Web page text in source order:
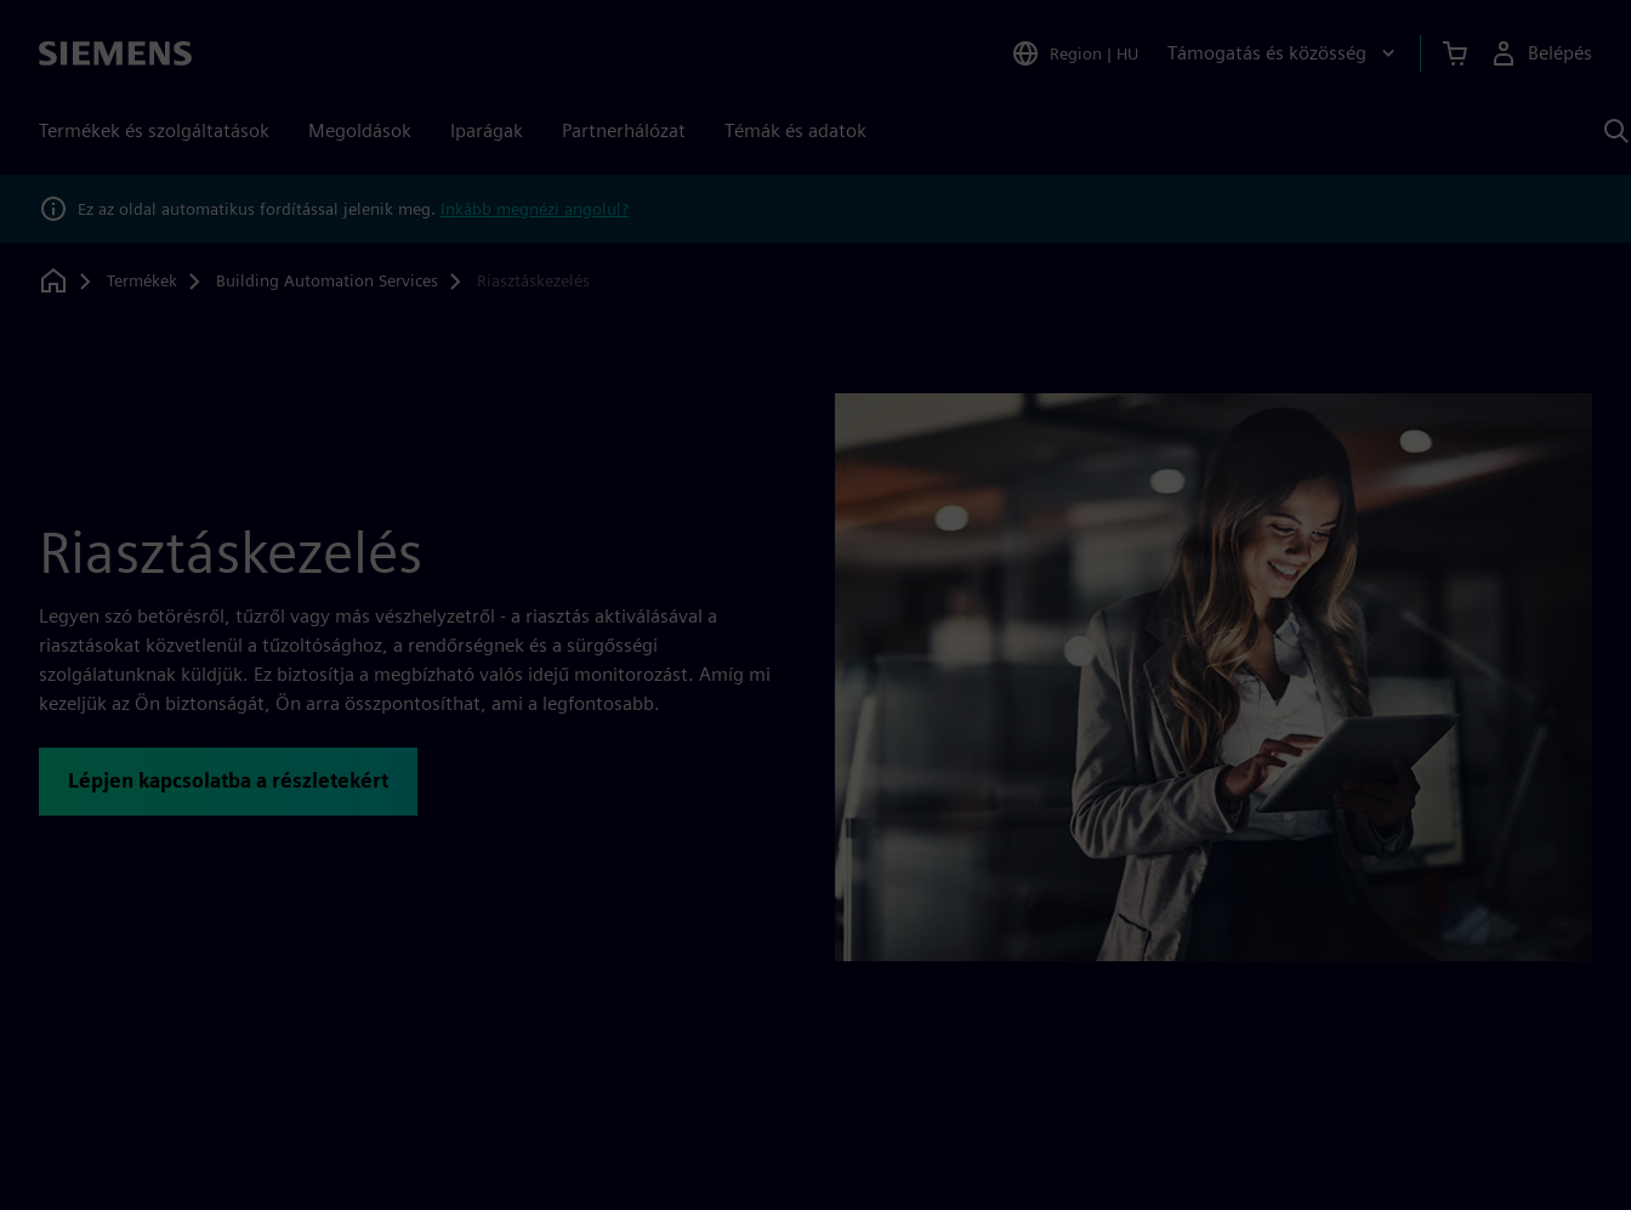
Siemens Region | HU Támogatás és közösség Belépés
Termékek és szolgáltatások Megoldások Iparágak Partnerhálózat Témák és adatok
Ez az oldal automatikus fordítással jelenik meg. Inkább megnézi angolul?
Home
Termékek Building Automation Services Riasztáskezelés
Riasztáskezelés
Legyen szó betörésről, tűzről vagy más vészhelyzetről - a riasztás aktiválásával a
riasztásokat közvetlenül a tűzoltósághoz, a rendőrségnek és a sürgősségi
szolgálatunknak küldjük. Ez biztosítja a megbízható valós idejű monitorozást. Amíg mi
kezeljük az Ön biztonságát, Ön arra összpontosíthat, ami a legfontosabb.
Lépjen kapcsolatba a részletekért